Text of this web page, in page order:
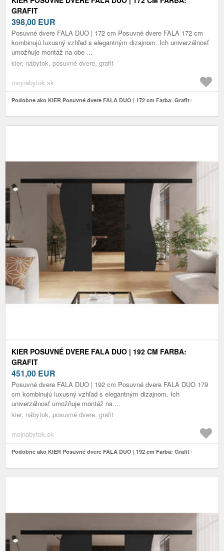
GRAFIT
398,00 EUR
Posuvné dvere FALA DUO | 172 cm Posuvné dvere FALA 172 cm
kombinujú luxusný vzhľad s elegantným dizajnom. Ich univerzálnosť
umožňuje montáž na obe ...
kier, nábytok, posuvné dvere, grafit
mojnabytok.sk
Podobne ako KIER Posuvné dvere FALA DUO | 172 cm Farba: Grafit
KIER POSUVNÉ DVERE FALA DUO | 192 CM FARBA:
GRAFIT
451,00 EUR
Posuvné dvere FALA DUO | 192 cm Posuvné dvere FALA DUO 179
cm kombinujú luxusný vzhľad s elegantným dizajnom. Ich
univerzálnosť umožňuje montáž na ...
kier, nábytok, posuvné dvere, grafit
mojnabytok.sk
Podobne ako KIER Posuvné dvere FALA DUO | 192 cm Farba: Grafit